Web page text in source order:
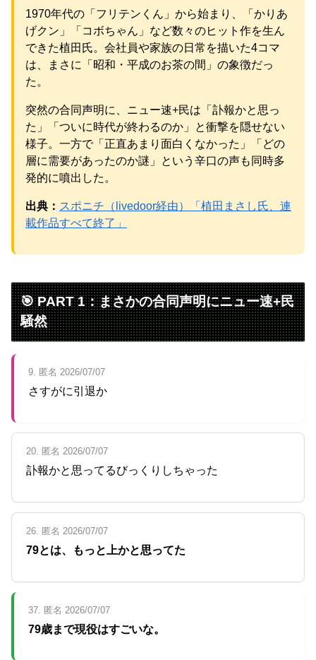
元AKB社長、22億円申告漏れ 乃木坂46運営会社の株式を
パチンコ京楽産業に譲渡【ノース・リバー】【窪田康志】
元AKB社長、22億円申告漏れ 乃木坂46運営会社の株式を
パチンコ京楽産業に譲渡【ノース・リバー】【窪田康志】
Powered by livedoor 相互RSS
1970年代の「フリテンくん」から始まり、「かりあ
げクン」「コボちゃん」など数々のヒット作を生ん
できた植田氏。会社員や家族の日常を描いた4コマ
は、まさに「昭和・平成のお茶の間」の象徴だっ
た。
突然の合同声明に、ニュー速+民は「訃報かと思っ
た」「ついに時代が終わるのか」と衝撃を隠せない
様子。一方で「正直あまり面白くなかった」「どの
層に需要があったのか謎」という辛口の声も同時多
発的に噴出した。
出典： スポニチ（livedoor経由）「植田まさし氏、連
載作品すべて終了」
🎯 PART 1：まさかの合同声明にニュー速+民
騒然
9. 匿名 2026/07/07
さすがに引退か
20. 匿名 2026/07/07
訃報かと思ってるびっくりしちゃった
26. 匿名 2026/07/07
79とは、もっと上かと思ってた
37. 匿名 2026/07/07
79歳まで現役はすごいな。